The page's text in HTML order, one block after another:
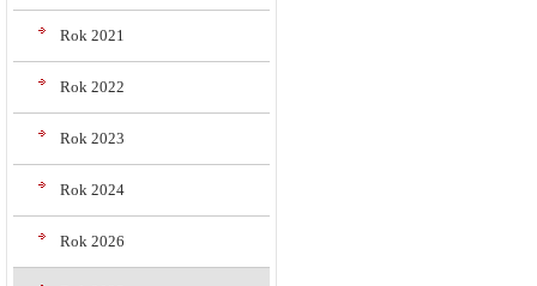
Rok 2021
Rok 2022
Rok 2023
Rok 2024
Rok 2026